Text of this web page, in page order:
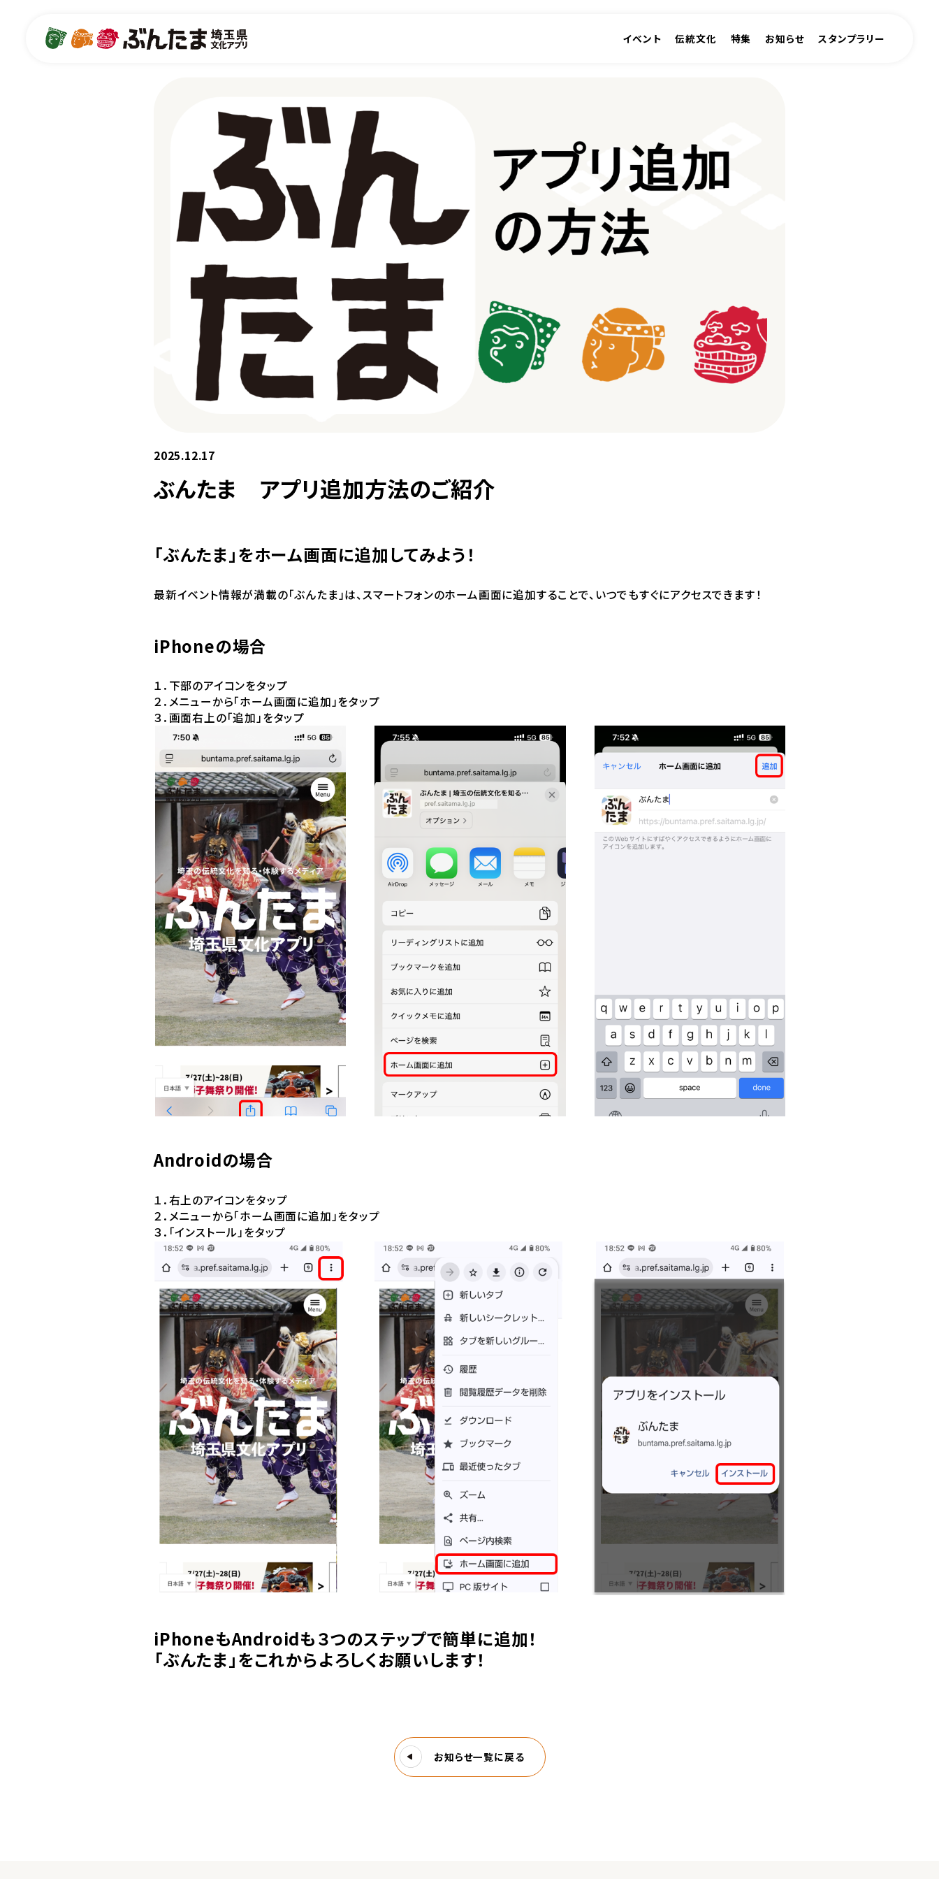
イベント 伝統文化 特集 お知らせ スタンプラリー
2025.12.17
ぶんたま アプリ追加方法のご紹介
「ぶんたま」をホーム画面に追加してみよう！
最新イベント情報が満載の「ぶんたま」は、スマートフォンのホーム画面に追加することで、いつでもすぐにアクセスできます！
iPhoneの場合
１．下部のアイコンをタップ
２．メニューから「ホーム画面に追加」をタップ
３．画面右上の「追加」をタップ
Androidの場合
１．右上のアイコンをタップ
２．メニューから「ホーム画面に追加」をタップ
３．「インストール」をタップ
iPhoneもAndroidも３つのステップで簡単に追加！
「ぶんたま」をこれからよろしくお願いします！
お知らせ一覧に戻る